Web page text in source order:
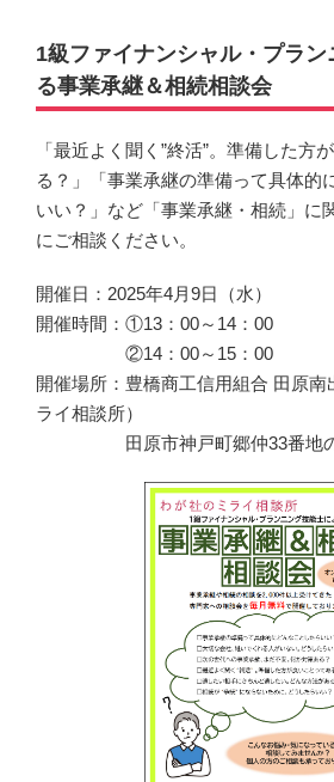
1級ファイナンシャル・プラン
る事業承継＆相続相談会
「最近よく聞く”終活”。準備した方
る？」「事業承継の準備って具体的
いい？」など「事業承継・相続」に
にご相談ください。
開催日：2025年4月9日（水）
開催時間：①13：00～14：00
②14：00～15：00
開催場所：豊橋商工信用組合 田原南
ライ相談所）
田原市神戸町郷仲33番地